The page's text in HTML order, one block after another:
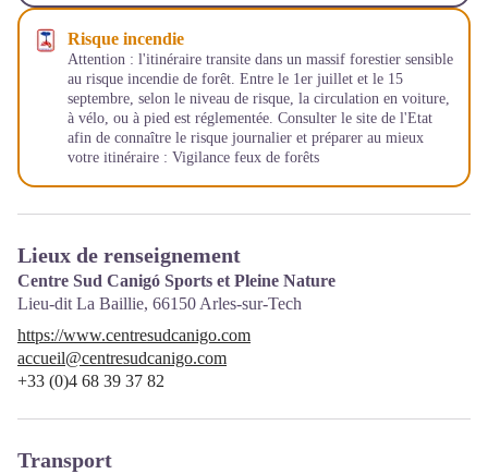
Risque incendie
Attention : l'itinéraire transite dans un massif forestier sensible
au risque incendie de forêt. Entre le 1er juillet et le 15
septembre, selon le niveau de risque, la circulation en voiture,
à vélo, ou à pied est réglementée. Consulter le site de l'Etat
afin de connaître le risque journalier et préparer au mieux
votre itinéraire : Vigilance feux de forêts
Lieux de renseignement
Centre Sud Canigó Sports et Pleine Nature
Lieu-dit La Baillie, 66150 Arles-sur-Tech
https://www.centresudcanigo.com
accueil@centresudcanigo.com
+33 (0)4 68 39 37 82
Transport